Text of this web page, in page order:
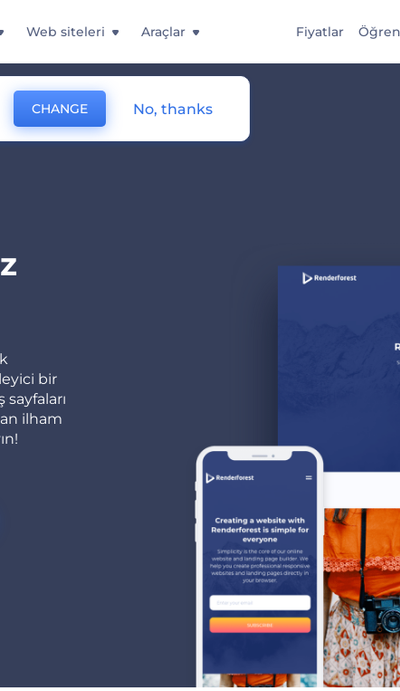
Web siteleri Araçlar Fiyatlar Öğren
bir
ilham
CHANGE No, thanks